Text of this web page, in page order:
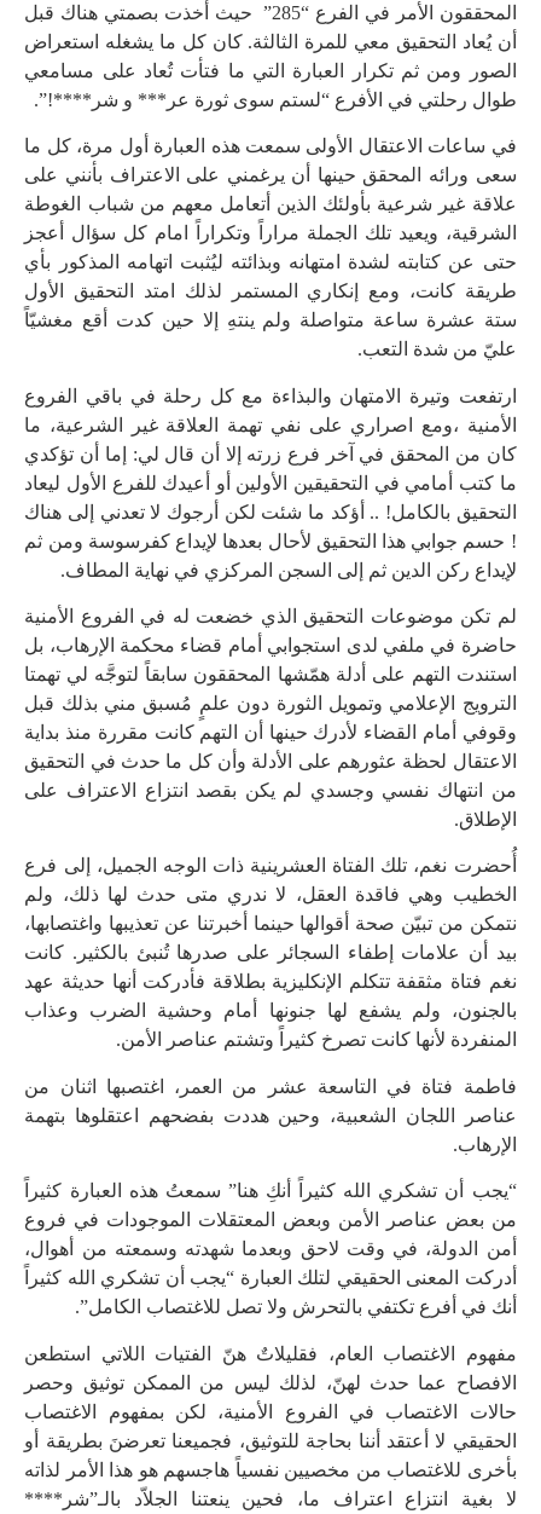
المحققون الأمر في الفرع “285” حيث أُخذت بصمتي هناك قبل
أن يُعاد التحقيق معي للمرة الثالثة. كان كل ما يشغله استعراض
الصور ومن ثم تكرار العبارة التي ما فتأت تُعاد على مسامعي
طوال رحلتي في الأفرع “لستم سوى ثورة عر*** و شر****!”.
في ساعات الاعتقال الأولى سمعت هذه العبارة أول مرة، كل ما
سعى ورائه المحقق حينها أن يرغمني على الاعتراف بأنني على
علاقة غير شرعية بأولئك الذين أتعامل معهم من شباب الغوطة
الشرقية، ويعيد تلك الجملة مراراً وتكراراً امام كل سؤال أعجز
حتى عن كتابته لشدة امتهانه وبذائته ليُثبت اتهامه المذكور بأي
طريقة كانت، ومع إنكاري المستمر لذلك امتد التحقيق الأول
ستة عشرة ساعة متواصلة ولم ينتهِ إلا حين كدت أقع مغشيّاً
عليّ من شدة التعب.
ارتفعت وتيرة الامتهان والبذاءة مع كل رحلة في باقي الفروع
الأمنية ،ومع اصراري على نفي تهمة العلاقة غير الشرعية، ما
كان من المحقق في آخر فرع زرته إلا أن قال لي: إما أن تؤكدي
ما كتب أمامي في التحقيقين الأولين أو أعيدك للفرع الأول ليعاد
التحقيق بالكامل! .. أؤكد ما شئت لكن أرجوك لا تعدني إلى هناك
! حسم جوابي هذا التحقيق لأحال بعدها لإيداع كفرسوسة ومن ثم
لإيداع ركن الدين ثم إلى السجن المركزي في نهاية المطاف.
لم تكن موضوعات التحقيق الذي خضعت له في الفروع الأمنية
حاضرة في ملفي لدى استجوابي أمام قضاء محكمة الإرهاب، بل
استندت التهم على أدلة همّشها المحققون سابقاً لتوجَّه لي تهمتا
الترويج الإعلامي وتمويل الثورة دون علمٍ مُسبق مني بذلك قبل
وقوفي أمام القضاء لأدرك حينها أن التهم كانت مقررة منذ بداية
الاعتقال لحظة عثورهم على الأدلة وأن كل ما حدث في التحقيق
من انتهاك نفسي وجسدي لم يكن بقصد انتزاع الاعتراف على
الإطلاق.
أُحضرت نغم، تلك الفتاة العشرينية ذات الوجه الجميل، إلى فرع
الخطيب وهي فاقدة العقل، لا ندري متى حدث لها ذلك، ولم
نتمكن من تبيّن صحة أقوالها حينما أخبرتنا عن تعذيبها واغتصابها،
بيد أن علامات إطفاء السجائر على صدرها تُنبئ بالكثير. كانت
نغم فتاة مثقفة تتكلم الإنكليزية بطلاقة فأدركت أنها حديثة عهد
بالجنون، ولم يشفع لها جنونها أمام وحشية الضرب وعذاب
المنفردة لأنها كانت تصرخ كثيراً وتشتم عناصر الأمن.
فاطمة فتاة في التاسعة عشر من العمر، اغتصبها اثنان من
عناصر اللجان الشعبية، وحين هددت بفضحهم اعتقلوها بتهمة
الإرهاب.
“يجب أن تشكري الله كثيراً أنكِ هنا” سمعتُ هذه العبارة كثيراً
من بعض عناصر الأمن وبعض المعتقلات الموجودات في فروع
أمن الدولة، في وقت لاحق وبعدما شهدته وسمعته من أهوال،
أدركت المعنى الحقيقي لتلك العبارة “يجب أن تشكري الله كثيراً
أنك في أفرع تكتفي بالتحرش ولا تصل للاغتصاب الكامل”.
مفهوم الاغتصاب العام، فقليلاتٌ هنّ الفتيات اللاتي استطعن
الافصاح عما حدث لهنّ، لذلك ليس من الممكن توثيق وحصر
حالات الاغتصاب في الفروع الأمنية، لكن بمفهوم الاغتصاب
الحقيقي لا أعتقد أننا بحاجة للتوثيق، فجميعنا تعرضنَ بطريقة أو
بأخرى للاغتصاب من مخصيين نفسياً هاجسهم هو هذا الأمر لذاته
لا بغية انتزاع اعتراف ما، فحين ينعتنا الجلاّد بالـ”شر****